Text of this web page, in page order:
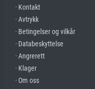
· Kontakt
· Avtrykk
· Betingelser og vilkår
· Databeskyttelse
· Angrerett
· Klager
· Om oss